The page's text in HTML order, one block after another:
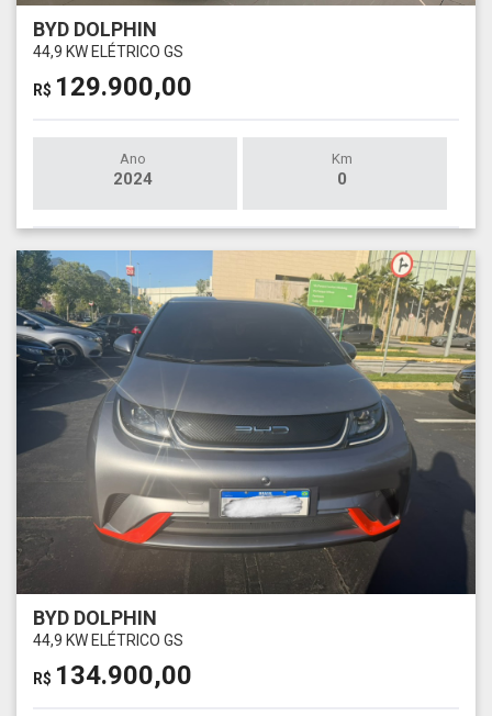
BYD DOLPHIN
44,9 KW ELÉTRICO GS
R$ 129.900,00
Ano
2024
Km
0
BYD DOLPHIN
44,9 KW ELÉTRICO GS
R$ 134.900,00